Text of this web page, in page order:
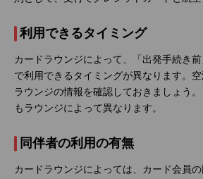
利用できるタイミング
カードラウンジによって、「出発手続き前
で利用できるタイミングが異なります。
ラウンジの情報を確認しておきましょう
もラウンジによって異なります。
同伴者の利用の有無
カードラウンジによっては、カード会員